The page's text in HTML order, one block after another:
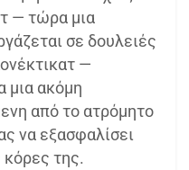
— τώρα μια
σε δουλειές
—
μια ακόμη
από το ατρόμητο
να εξασφαλίσει
κόρες της.